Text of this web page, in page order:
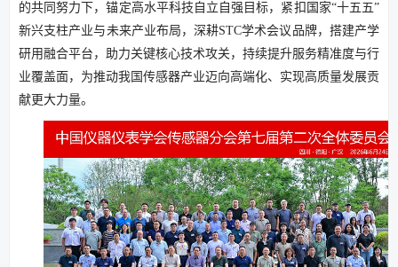
的共同努力下，锚定高水平科技自立自强目标，紧扣国家“十五五”
新兴支柱产业与未来产业布局，深耕STC学术会议品牌，搭建产学
研用融合平台，助力关键核心技术攻关，持续提升服务精准度与行
业覆盖面，为推动我国传感器产业迈向高端化、实现高质量发展贡
献更大力量。